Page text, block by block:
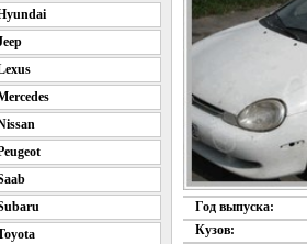
Год выпуска:
Кузов: